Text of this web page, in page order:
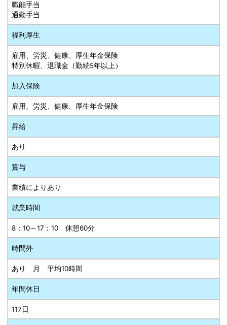
職能手当
通勤手当
福利厚生
雇用、労災、健康、厚生年金保険
特別休暇、退職金（勤続5年以上）
加入保険
雇用、労災、健康、厚生年金保険
昇給
あり
賞与
業績によりあり
就業時間
8：10～17：10 休憩60分
時間外
あり 月 平均10時間
年間休日
117日